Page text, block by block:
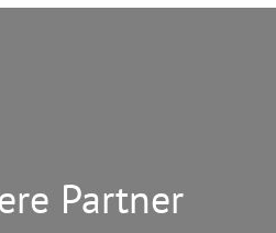
Partner